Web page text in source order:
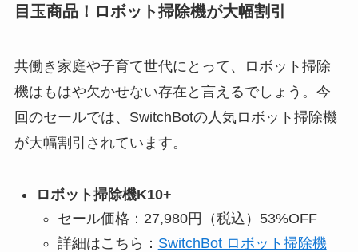
目玉商品！ロボット掃除機が大幅割引
共働き家庭や子育て世代にとって、ロボット掃除
機はもはや欠かせない存在と言えるでしょう。今
回のセールでは、SwitchBotの人気ロボット掃除機
が大幅割引されています。
ロボット掃除機K10+
セール価格：27,980円（税込）53%OFF
詳細はこちら： SwitchBot ロボット掃除機